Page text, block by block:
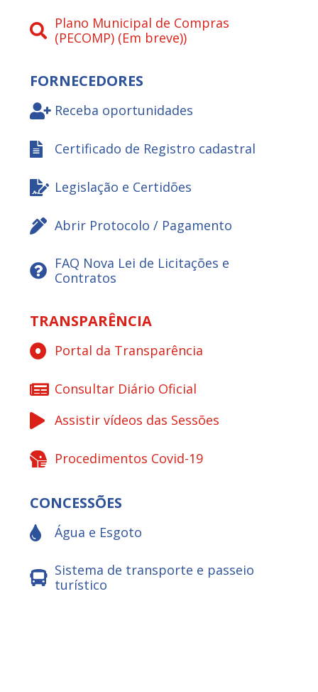
Plano Municipal de Compras
(PECOMP) (Em breve))
FORNECEDORES
Receba oportunidades
Certificado de Registro cadastral
Legislação e Certidões
Abrir Protocolo / Pagamento
FAQ Nova Lei de Licitações e
Contratos
TRANSPARÊNCIA
Portal da Transparência
Consultar Diário Oficial
Assistir vídeos das Sessões
Procedimentos Covid-19
CONCESSÕES
Água e Esgoto
Sistema de transporte e passeio
turístico